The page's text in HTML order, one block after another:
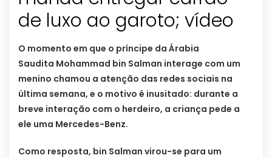
de luxo ao garoto; vídeo
O momento em que o príncipe da Árabia
Saudita Mohammad bin Salman interage com um
menino chamou a atenção das redes sociais na
última semana, e o motivo é inusitado: durante a
breve interação com o herdeiro, a criança pede a
ele uma Mercedes-Benz.
Como resposta, bin Salman virou-se para um